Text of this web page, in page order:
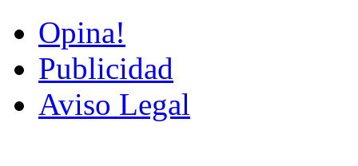
Opina!
Publicidad
Aviso Legal